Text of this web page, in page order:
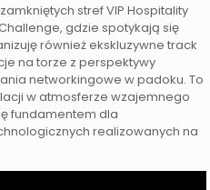
stref VIP Hospitality
gdzie spotykają się
również ekskluzywne track
na torze z perspektywy
networkingowe w padoku. To
w atmosferze wzajemnego
fundamentem dla
realizowanych na